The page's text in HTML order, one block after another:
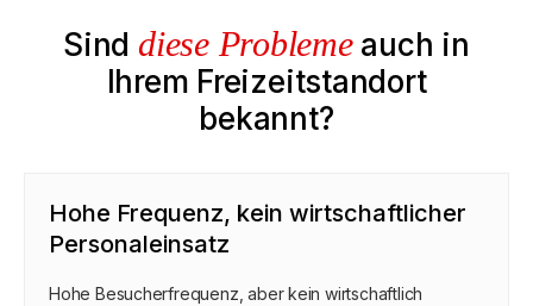
Sind diese Problemeauch in
Ihrem Freizeitstandort
bekannt?
Hohe Frequenz, kein wirtschaftlicher
Personaleinsatz
Hohe Besucherfrequenz, aber kein wirtschaftlich